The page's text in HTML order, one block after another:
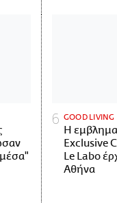
GOOD LIVING
Η
Exclusive
Le Labo
Αθήνα